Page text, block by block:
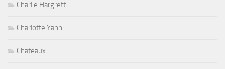
Charlie Hargrett
Charlotte Yanni
Chateaux